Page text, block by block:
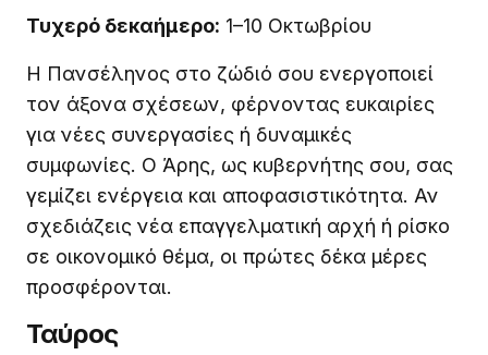
Τυχερό δεκαήμερο: 1–10 Οκτωβρίου
Η Πανσέληνος στο ζώδιό σου ενεργοποιεί
τον άξονα σχέσεων, φέρνοντας ευκαιρίες
για νέες συνεργασίες ή δυναμικές
συμφωνίες. Ο Άρης, ως κυβερνήτης σου, σας
γεμίζει ενέργεια και αποφασιστικότητα. Αν
σχεδιάζεις νέα επαγγελματική αρχή ή ρίσκο
σε οικονομικό θέμα, οι πρώτες δέκα μέρες
προσφέρονται.
Ταύρος